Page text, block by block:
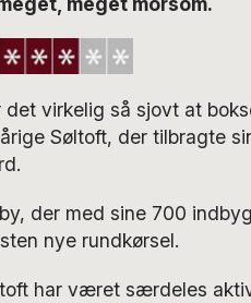
det virkelig så sjovt at
Søltoft, der tilbragte
der med sine 700
nye rundkørsel.
har været særdeles